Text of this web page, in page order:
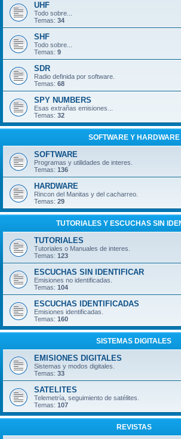
UHF
Todo sobre...
Temas: 34
SHF
Todo sobre...
Temas: 9
SDR
Radio definida por software.
Temas: 68
SPY NUMBERS
Esas extrañas emisiones...
Temas: 32
SOFTWARE Y HARDWARE
SOFTWARE
Programas y utilidades de interes.
Temas: 136
HARDWARE
Rincon del Manitas y del cacharreo.
Temas: 29
TUTORIALES Y ESCUCHAS SIN
TUTORIALES
Tutoriales o Manuales de interes.
Temas: 123
ESCUCHAS SIN IDENTIFICAR
Emisiones no identificadas.
Temas: 104
ESCUCHAS IDENTIFICADAS
Emisiones identificadas.
Temas: 160
SISTEMAS DIGITALES
EMISIONES DIGITALES
Sistemas y modos digitales.
Temas: 33
SATELITES
Telemetría, seguimiento de satélites.
Temas: 107
REVISTAS